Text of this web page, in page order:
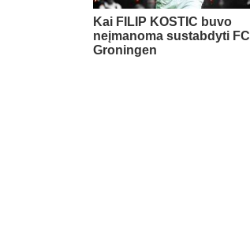
Kai FILIP KOSTIC buvo
neįmanoma sustabdyti FC
Groningen